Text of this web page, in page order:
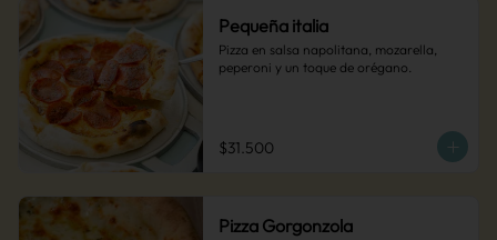
Pequeña italia
Pizza en salsa napolitana, mozarella,
peperoni y un toque de orégano.
$31.500
Pizza Gorgonzola